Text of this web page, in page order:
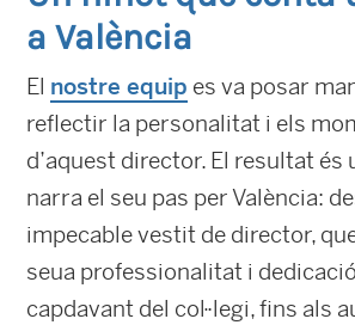
a València
El nostre equip es va posar
reflectir la personalitat i els
d’aquest director. El resultat és
narra el seu pas per València:
impecable vestit de director,
seua professionalitat i
capdavant del col·legi, fins als